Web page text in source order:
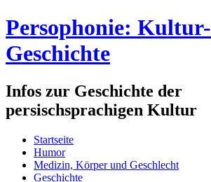
Persophonie: Kultur-
Geschichte
Infos zur Geschichte der
persischsprachigen Kultur
Startseite
Humor
Medizin, Körper und Geschlecht
Geschichte